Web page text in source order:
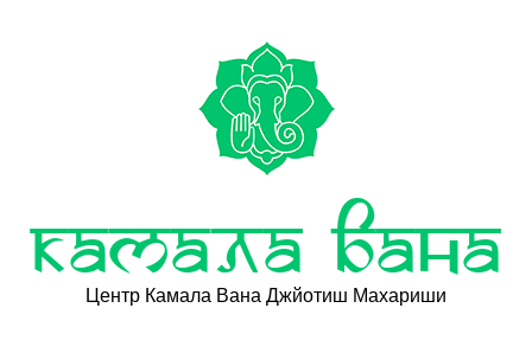
Камала Вана
Центр Камала Вана Джйотиш Махариши